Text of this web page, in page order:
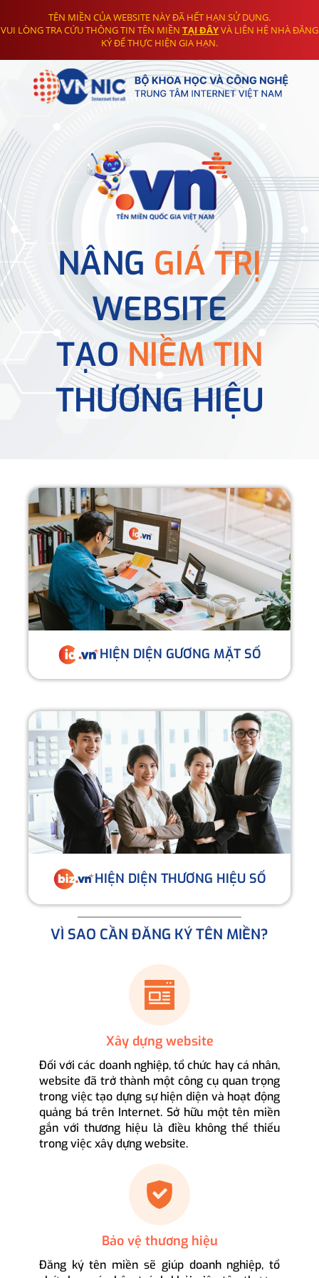
TÊN MIỀN CỦA WEBSITE NÀY ĐÃ HẾT HẠN SỬ DỤNG.
VUI LÒNG TRA CỨU THÔNG TIN TÊN MIỀN TẠI ĐÂYVÀ LIÊN HỆ NHÀ ĐĂNG
KÝ ĐỂ THỰC HIỆN GIA HẠN.
NÂNG GIÁ TRỊ
WEBSITE
TẠONIỀM TIN
THƯƠNG HIỆU
HIỆN DIỆN GƯƠNG MẶT SỐ
HIỆN DIỆN THƯƠNG HIỆU SỐ
VÌ SAO CẦN ĐĂNG KÝ TÊN MIỀN?
Xây dựng website
Đối với các doanh nghiệp, tổ chức hay cá nhân,
website đã trở thành một công cụ quan trọng
trong việc tạo dựng sự hiện diện và hoạt động
quảng bá trên Internet. Sở hữu một tên miền
gắn với thương hiệu là điều không thể thiếu
trong việc xây dựng website.
Bảo vệ thương hiệu
Đăng ký tên miền sẽ giúp doanh nghiệp, tổ